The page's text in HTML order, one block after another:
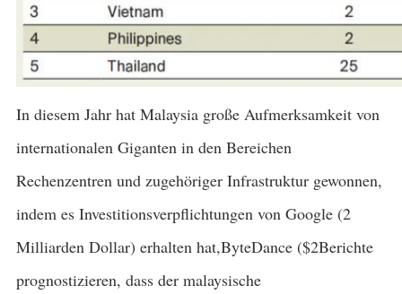
In diesem Jahr hat Malaysia große Aufmerksamkeit von
internationalen Giganten in den Bereichen
Rechenzentren und zugehöriger Infrastruktur gewonnen,
indem es Investitionsverpflichtungen von Google (2
Milliarden Dollar) erhalten hat,ByteDance ($2Berichte
prognostizieren, dass der malaysische